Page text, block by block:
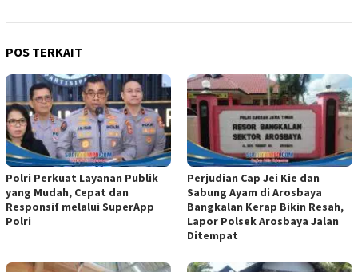
POS TERKAIT
Polri Perkuat Layanan Publik
yang Mudah, Cepat dan
Responsif melalui SuperApp
Polri
Perjudian Cap Jei Kie dan
Sabung Ayam di Arosbaya
Bangkalan Kerap Bikin Resah,
Lapor Polsek Arosbaya Jalan
Ditempat